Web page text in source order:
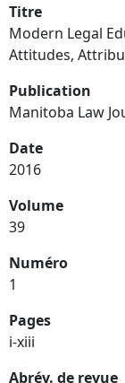
Titre
Modern Legal
Attitudes,
Publication
Manitoba Law
Date
2016
Volume
39
Numéro
1
Pages
i-xiii
Abrév. de revue